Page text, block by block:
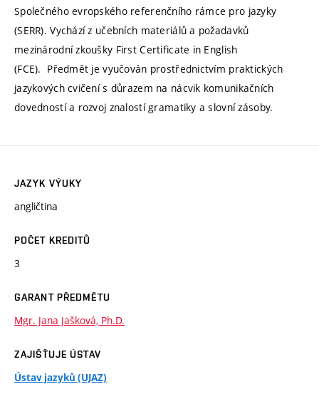
Společného evropského referenčního rámce pro jazyky
(SERR). Vychází z učebních materiálů a požadavků
mezinárodní zkoušky First Certificate in English
(FCE). Předmět je vyučován prostřednictvím praktických
jazykových cvičení s důrazem na nácvik komunikačních
dovedností a rozvoj znalostí gramatiky a slovní zásoby.
JAZYK VÝUKY
angličtina
POČET KREDITŮ
3
GARANT PŘEDMĚTU
Mgr. Jana Jašková, Ph.D.
ZAJIŠŤUJE ÚSTAV
Ústav jazyků (UJAZ)